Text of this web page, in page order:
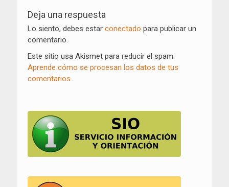
de
entradas
Deja una respuesta
Lo siento, debes estar conectado para publicar un
comentario.
Este sitio usa Akismet para reducir el spam.
Aprende cómo se procesan los datos de tus
comentarios.